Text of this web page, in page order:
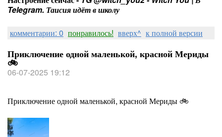
Telegram. Таисия идёт в школу
комментарии: 0 понравилось! вверх^ к полной версии
Приключение одной маленькой, красной Мериды
🚲
06-07-2025 19:12
Приключение одной маленькой, красной Мериды 🚲